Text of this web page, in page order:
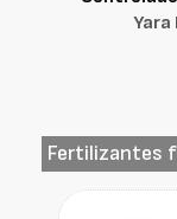
Yara
Fertilizantes